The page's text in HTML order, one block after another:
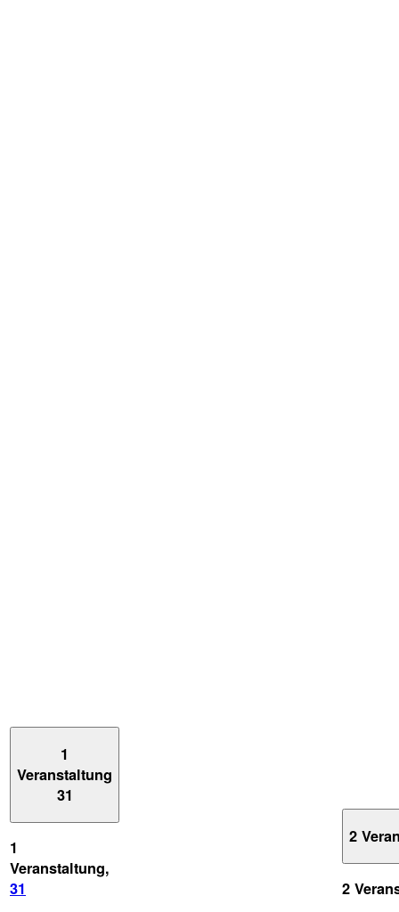
1
Veranstaltung
31
1
Veranstaltung,
31
2
2